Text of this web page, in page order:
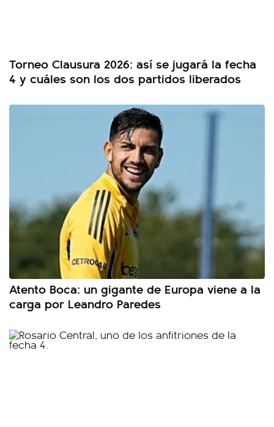
Torneo Clausura 2026: así se jugará la fecha
4 y cuáles son los dos partidos liberados
Atento Boca: un gigante de Europa viene a la
carga por Leandro Paredes